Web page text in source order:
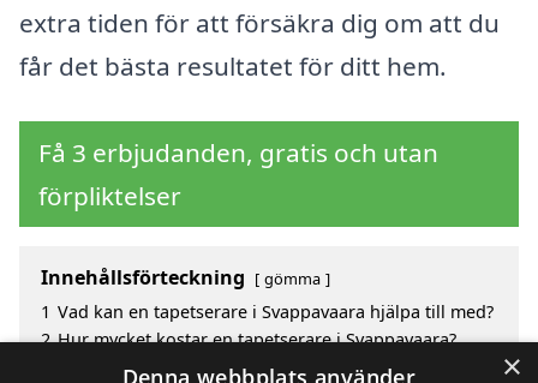
extra tiden för att försäkra dig om att du
får det bästa resultatet för ditt hem.
Få 3 erbjudanden, gratis och utan
förpliktelser
Innehållsförteckning gömma
1 Vad kan en tapetserare i Svappavaara hjälpa till med?
2 Hur mycket kostar en tapetserare i Svappavaara?
Fördelar med att välja tapetserare i Svappavaara
×
Denna webbplats använder